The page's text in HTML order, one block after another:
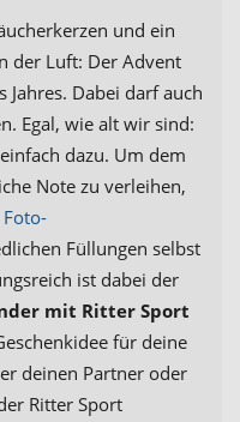
und ein
der Luft: Der Advent
Jahres. Dabei darf auch
Egal, wie alt wir sind:
dazu. Um dem
Note zu verleihen,
Foto-
Füllungen selbst
ist dabei der
mit Ritter Sport
für deine
deinen Partner oder
Ritter Sport